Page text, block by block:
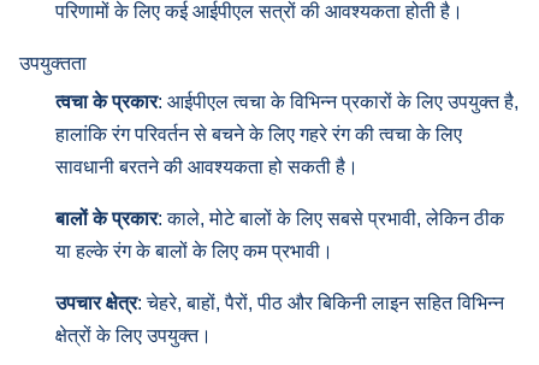
परिणामों के लिए कई आईपीएल सत्रों की आवश्यकता होती है।
उपयुक्तता
त्वचा के प्रकार: आईपीएल त्वचा के विभिन्न प्रकारों के लिए उपयुक्त है,
हालांकि रंग परिवर्तन से बचने के लिए गहरे रंग की त्वचा के लिए
सावधानी बरतने की आवश्यकता हो सकती है।
बालों के प्रकार: काले, मोटे बालों के लिए सबसे प्रभावी, लेकिन ठीक
या हल्के रंग के बालों के लिए कम प्रभावी।
उपचार क्षेत्र: चेहरे, बाहों, पैरों, पीठ और बिकिनी लाइन सहित विभिन्न
क्षेत्रों के लिए उपयुक्त।